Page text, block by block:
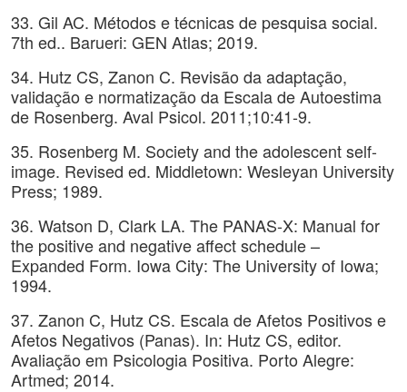
33. Gil AC. Métodos e técnicas de pesquisa social.
7th ed.. Barueri: GEN Atlas; 2019.
34. Hutz CS, Zanon C. Revisão da adaptação,
validação e normatização da Escala de Autoestima
de Rosenberg. Aval Psicol. 2011;10:41-9.
35. Rosenberg M. Society and the adolescent self-
image. Revised ed. Middletown: Wesleyan University
Press; 1989.
36. Watson D, Clark LA. The PANAS-X: Manual for
the positive and negative affect schedule –
Expanded Form. Iowa City: The University of Iowa;
1994.
37. Zanon C, Hutz CS. Escala de Afetos Positivos e
Afetos Negativos (Panas). In: Hutz CS, editor.
Avaliação em Psicologia Positiva. Porto Alegre:
Artmed; 2014.